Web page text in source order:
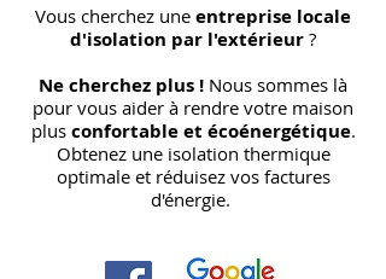
Vous cherchez une entreprise locale
d'isolation par l'extérieur ?
Ne cherchez plus ! Nous sommes là
pour vous aider à rendre votre maison
plus confortable et écoénergétique.
Obtenez une isolation thermique
optimale et réduisez vos factures
d'énergie.